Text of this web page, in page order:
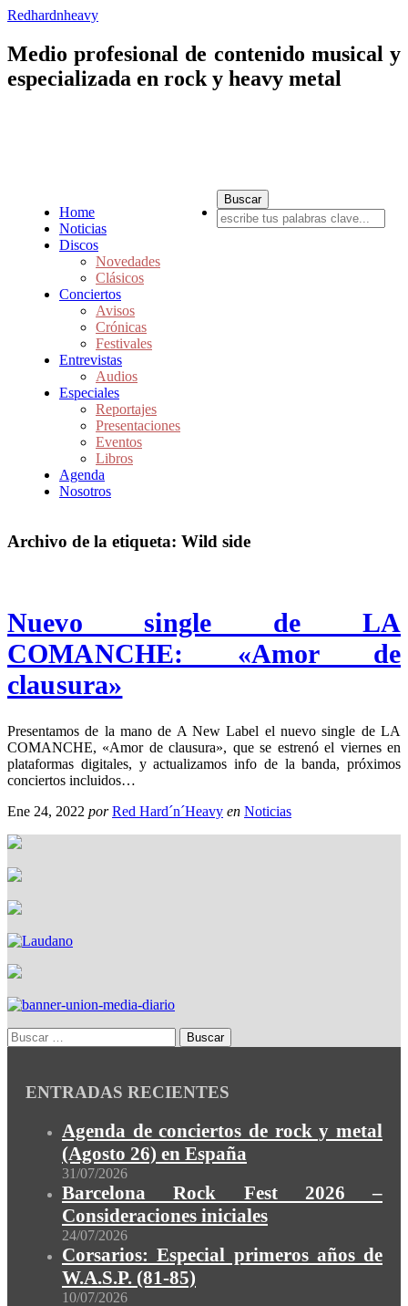
Redhardnheavy
Medio profesional de contenido musical y
especializada en rock y heavy metal
Home
Noticias
Discos
Novedades
Clásicos
Conciertos
Avisos
Crónicas
Festivales
Entrevistas
Audios
Especiales
Reportajes
Presentaciones
Eventos
Libros
Agenda
Nosotros
Archivo de la etiqueta: Wild side
Nuevo single de LA
COMANCHE: «Amor de
clausura»
Presentamos de la mano de A New Label el nuevo single de LA
COMANCHE, «Amor de clausura», que se estrenó el viernes en
plataformas digitales, y actualizamos info de la banda, próximos
conciertos incluidos…
Ene 24, 2022 por Red Hard´n´Heavy en Noticias
ENTRADAS RECIENTES
Agenda de conciertos de rock y metal
(Agosto 26) en España
31/07/2026
Barcelona Rock Fest 2026 –
Consideraciones iniciales
24/07/2026
Corsarios: Especial primeros años de
W.A.S.P. (81-85)
10/07/2026